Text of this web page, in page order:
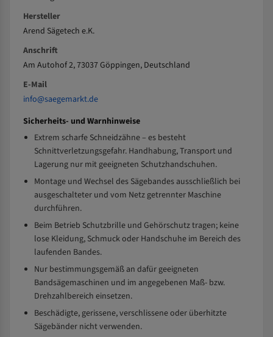
Hersteller
Arend Sägetech e.K.
Anschrift
Am Autohof 2, 73037 Göppingen, Deutschland
E-Mail
info@saegemarkt.de
Sicherheits- und Warnhinweise
Extrem scharfe Schneidzähne – es besteht
Schnittverletzungsgefahr. Handhabung, Transport und
Lagerung nur mit geeigneten Schutzhandschuhen.
Montage und Wechsel des Sägebandes ausschließlich bei
ausgeschalteter und vom Netz getrennter Maschine
durchführen.
Beim Betrieb Schutzbrille und Gehörschutz tragen; keine
lose Kleidung, Schmuck oder Handschuhe im Bereich des
laufenden Bandes.
Nur bestimmungsgemäß an dafür geeigneten
Bandsägemaschinen und im angegebenen Maß- bzw.
Drehzahlbereich einsetzen.
Beschädigte, gerissene, verschlissene oder überhitzte
Sägebänder nicht verwenden.